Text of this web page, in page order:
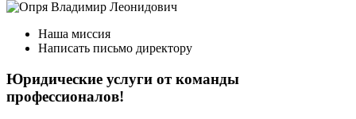
Наша миссия
Написать письмо директору
Юридические услуги от команды
профессионалов!